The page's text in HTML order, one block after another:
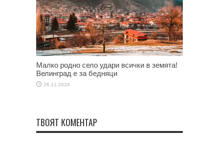
Малко родно село удари всички в земята!
Велинград е за бедняци
26.11.2024
ТВОЯТ КОМЕНТАР